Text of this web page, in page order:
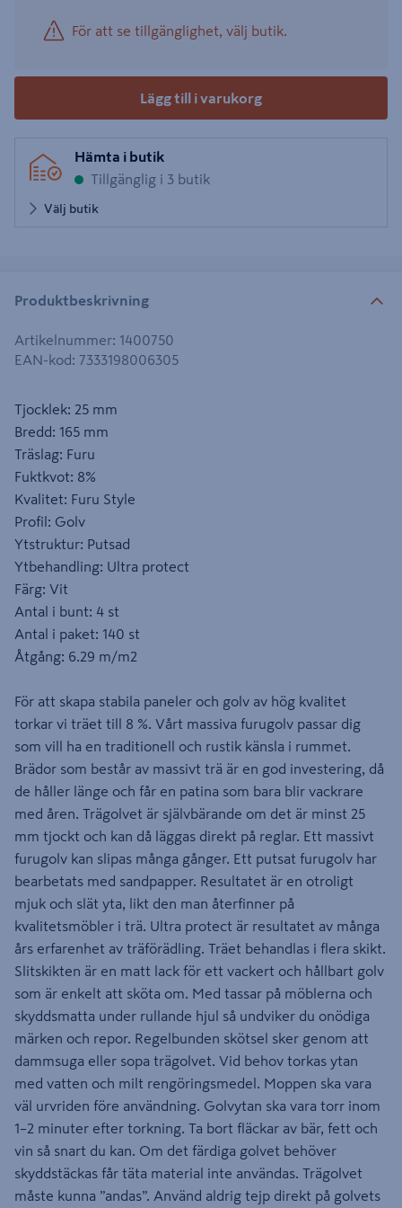
För att se tillgänglighet, välj butik.
Lägg till i varukorg
Hämta i butik
Tillgänglig i 3 butik
Välj butik
Produktbeskrivning
Artikelnummer: 1400750
EAN-kod: 7333198006305
Tjocklek: 25 mm
Bredd: 165 mm
Träslag: Furu
Fuktkvot: 8%
Kvalitet: Furu Style
Profil: Golv
Ytstruktur: Putsad
Ytbehandling: Ultra protect
Färg: Vit
Antal i bunt: 4 st
Antal i paket: 140 st
Åtgång: 6.29 m/m2
För att skapa stabila paneler och golv av hög kvalitet
torkar vi träet till 8 %. Vårt massiva furugolv passar dig
som vill ha en traditionell och rustik känsla i rummet.
Brädor som består av massivt trä är en god investering, då
de håller länge och får en patina som bara blir vackrare
med åren. Trägolvet är självbärande om det är minst 25
mm tjockt och kan då läggas direkt på reglar. Ett massivt
furugolv kan slipas många gånger. Ett putsat furugolv har
bearbetats med sandpapper. Resultatet är en otroligt
mjuk och slät yta, likt den man återfinner på
kvalitetsmöbler i trä. Ultra protect är resultatet av många
års erfarenhet av träförädling. Träet behandlas i flera skikt.
Slitskikten är en matt lack för ett vackert och hållbart golv
som är enkelt att sköta om. Med tassar på möblerna och
skyddsmatta under rullande hjul så undviker du onödiga
märken och repor. Regelbunden skötsel sker genom att
dammsuga eller sopa trägolvet. Vid behov torkas ytan
med vatten och milt rengöringsmedel. Moppen ska vara
väl urvriden före användning. Golvytan ska vara torr inom
1–2 minuter efter torkning. Ta bort fläckar av bär, fett och
vin så snart du kan. Om det färdiga golvet behöver
skyddstäckas får täta material inte användas. Trägolvet
måste kunna ”andas”. Använd aldrig tejp direkt på golvets